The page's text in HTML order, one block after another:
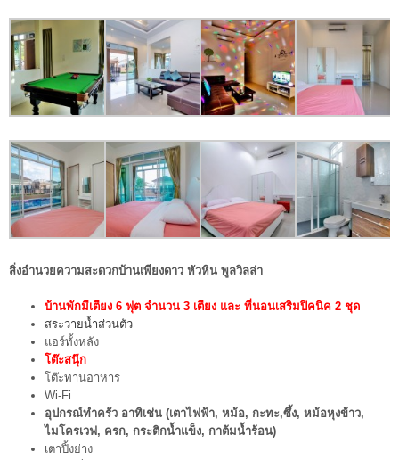
สิ่งอำนวยความสะดวกบ้านเพียงดาว หัวหิน พูลวิลล่า
บ้านพักมีเตียง 6 ฟุต จำนวน 3 เตียง และ ที่นอนเสริมปิคนิค 2 ชุด
สระว่ายน้ำส่วนตัว
แอร์ทั้งหลัง
โต๊ะสนุ๊ก
โต๊ะทานอาหาร
Wi-Fi
อุปกรณ์ทำครัว อาทิเช่น (เตาไฟฟ้า, หม้อ, กะทะ,ซึ้ง, หม้อหุงข้าว,
ไมโครเวฟ, ครก, กระติกน้ำแข็ง, กาต้มน้ำร้อน)
เตาปิ้งย่าง